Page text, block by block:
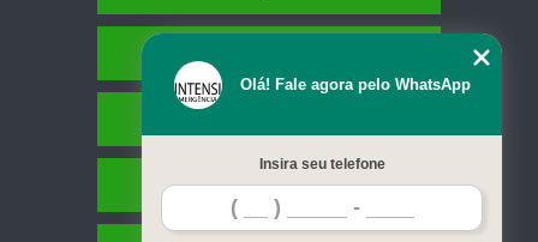
Contato
Olá! Fale agora pelo WhatsApp
Insira seu telefone